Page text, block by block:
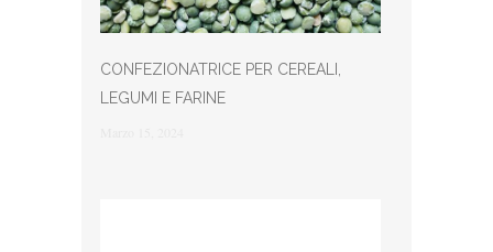
CONFEZIONATRICE PER CEREALI,
LEGUMI E FARINE